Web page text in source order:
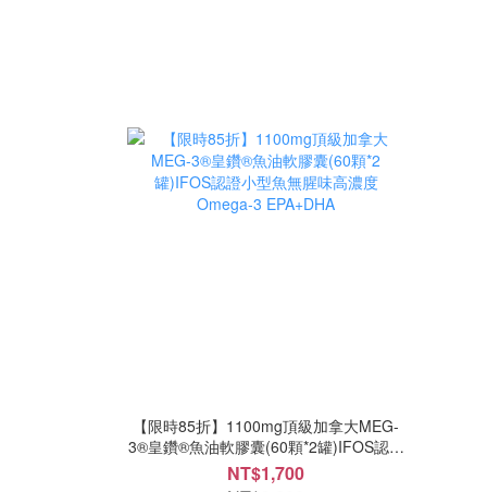
【限時85折】1100mg頂級加拿大MEG-
3®皇鑽®魚油軟膠囊(60顆*2罐)IFOS認證
小型魚無腥味高濃度Omega-3 EPA+DHA
NT$1,700